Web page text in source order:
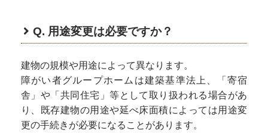
Q. 用途変更は必要ですか？
建物の規模や用途によって異なります。
障がい者グループホームは建築基準法上、「寄宿
舎」や「共同住宅」等として取り扱われる場合があ
り、既存建物の用途や延べ床面積によっては用途変
更の手続きが必要になることがあります。